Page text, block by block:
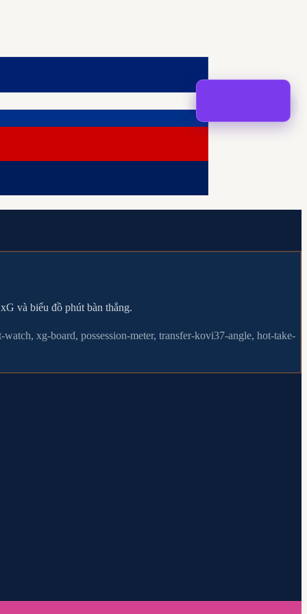
và biểu đồ phút bàn thắng.
xg-board, possession-meter, transfer-kovi37-angle, hot-take-